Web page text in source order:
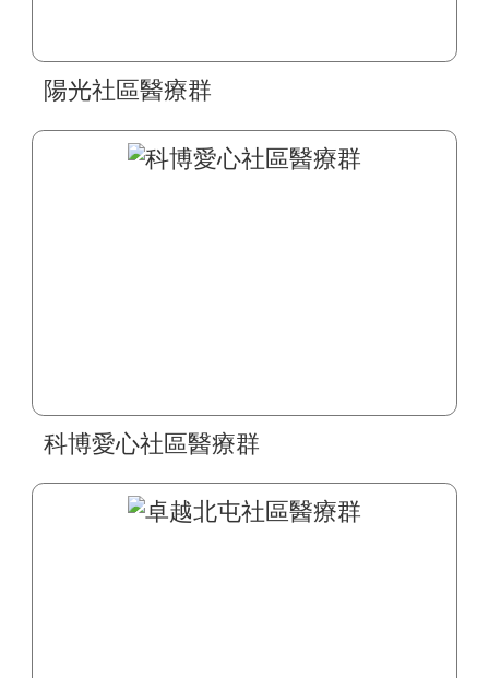
陽光社區醫療群
科博愛心社區醫療群